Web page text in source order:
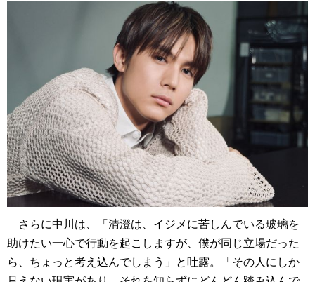
さらに中川は、「清澄は、イジメに苦しんでいる玻璃を
助けたい一心で行動を起こしますが、僕が同じ立場だった
ら、ちょっと考え込んでしまう」と吐露。「その人にしか